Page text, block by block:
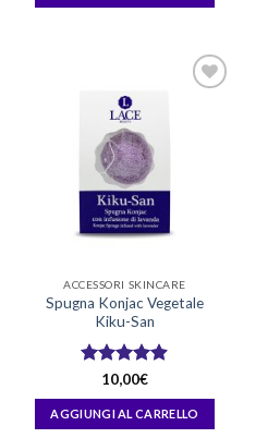
ACCESSORI SKINCARE
Spugna Konjac Vegetale
Kiku-San
Valutato
4.88su 5
10,00€
AGGIUNGI AL CARRELLO